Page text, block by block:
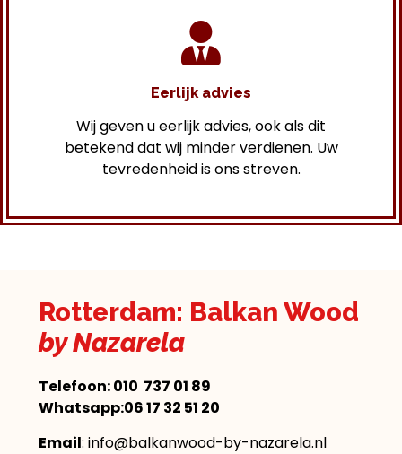
Eerlijk advies
Wij geven u eerlijk advies, ook als dit
betekend dat wij minder verdienen. Uw
tevredenheid is ons streven.
Rotterdam: Balkan Wood
by Nazarela
Telefoon:010 737 01 89
Whatsapp:06 17 32 51 20
Email: info@balkanwood-by-nazarela.nl